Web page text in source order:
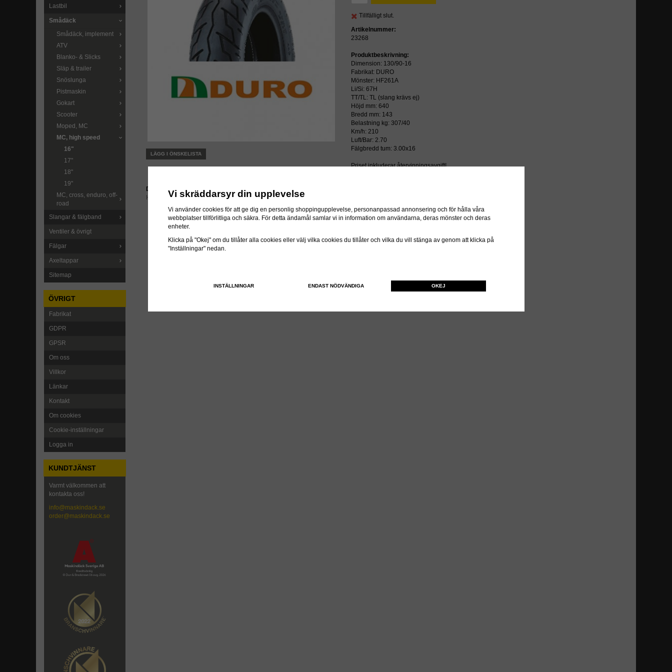
Lastbil
Smådäck
Smådäck, implement
ATV
Blanko- & Slicks
Släp & trailer
Snöslunga
Pistmaskin
Gokart
Scooter
Moped, MC
MC, high speed
16"
17"
18"
19"
MC, cross, enduro, off-
road
Slangar & fälgband
Ventiler & övrigt
Fälgar
Axeltappar
Sitemap
ÖVRIGT
Fabrikat
GDPR
GPSR
Om oss
Villkor
Länkar
Kontakt
Om cookies
Cookie-inställningar
Logga in
KUNDTJÄNST
Varmt välkommen att
kontakta oss!
info@maskindack.se
order@maskindack.se
LÄGG I ÖNSKELISTA
Direktlänk:
Högerklicka och kopiera adressen
Tillfälligt slut.
Artikelnummer:
23268
Produktbeskrivning:
Dimension: 130/90-16
Fabrikat: DURO
Mönster: HF261A
Li/Si: 67H
TT/TL: TL (slang krävs ej)
Höjd mm: 640
Bredd mm: 143
Belastning kg: 307/40
Km/h: 210
Luft/Bar: 2.70
Fälgbredd tum: 3.00x16
Priset inkluderar återvinningsavgift!
Vi skräddarsyr din upplevelse
Vi använder cookies för att ge dig en personlig shoppingupplevelse, personanpassad annonsering och för hålla våra
webbplatser tillförlitliga och säkra. För detta ändamål samlar vi in information om användarna, deras mönster och deras
enheter.
Klicka på "Okej" om du tillåter alla cookies eller välj vilka cookies du tillåter och vilka du vill stänga av genom att klicka på
"Inställningar" nedan.
INSTÄLLNINGAR ENDAST NÖDVÄNDIGA OKEJ